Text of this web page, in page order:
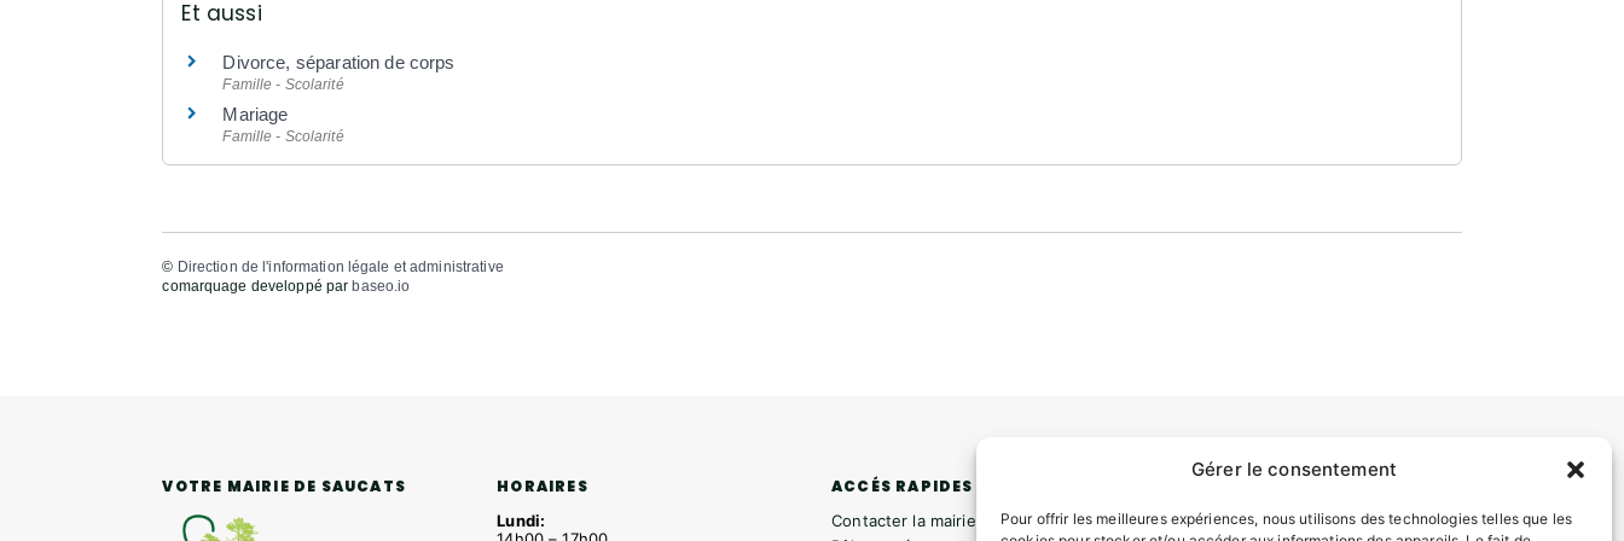
Gérer le consentement
Pour offrir les meilleures expériences, nous utilisons des technologies telles que les
Et aussi
Divorce, séparation de corps
Famille - Scolarité
Mariage
Famille - Scolarité
© Direction de l'information légale et administrative
comarquage developpé parbaseo.io
VOTRE MAIRIE DE SAUCATS HORAIRES
Lundi:
ACCÉS RAPIDES
Contacter la mairie
Mentions légales